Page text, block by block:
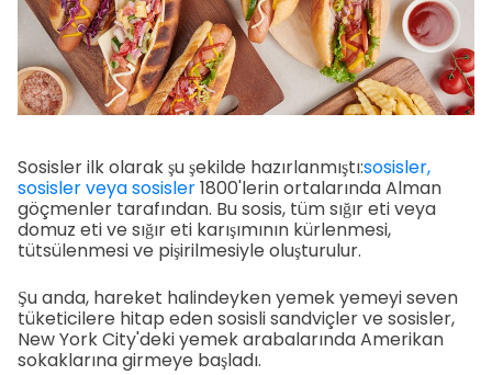
Sosisler ilk olarak şu şekilde hazırlanmıştı:sosisler,
sosisler veya sosisler1800'lerin ortalarında Alman
göçmenler tarafından. Bu sosis, tüm sığır eti veya
domuz eti ve sığır eti karışımının kürlenmesi,
tütsülenmesi ve pişirilmesiyle oluşturulur.
Şu anda, hareket halindeyken yemek yemeyi seven
tüketicilere hitap eden sosisli sandviçler ve sosisler,
New York City'deki yemek arabalarında Amerikan
sokaklarına girmeye başladı.